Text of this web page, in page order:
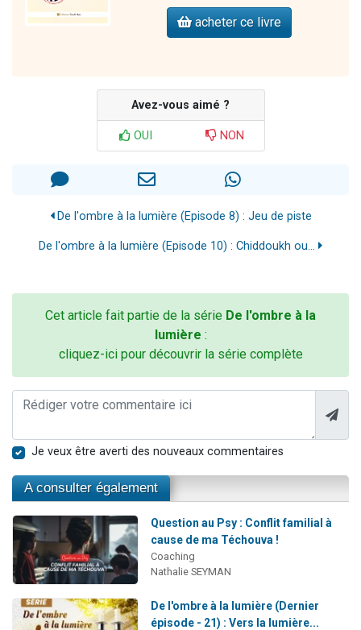
acheter ce livre
Avez-vous aimé ?
OUI NON
De l'ombre à la lumière (Episode 8) : Jeu de piste
De l'ombre à la lumière (Episode 10) : Chiddoukh ou...
Cet article fait partie de la série De l'ombre à la
lumière :
cliquez-ici pour découvrir la série complète
Je veux être averti des nouveaux commentaires
A consulter également
Question au Psy : Conflit familial à
cause de ma Téchouva !
Coaching
Nathalie SEYMAN
De l'ombre à la lumière (Dernier
épisode - 21) : Vers la lumière...